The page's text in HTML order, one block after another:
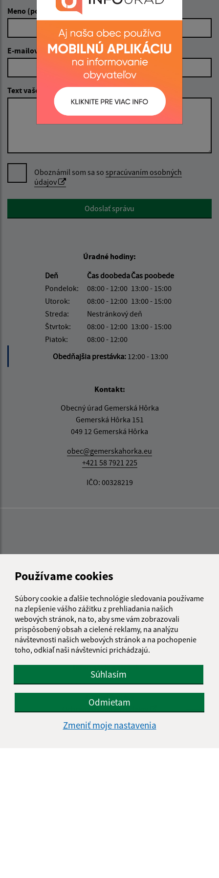
Používame cookies
Súbory cookie a ďalšie technológie sledovania používame
na zlepšenie vášho zážitku z prehliadania našich
webových stránok, na to, aby sme vám zobrazovali
prispôsobený obsah a cielené reklamy, na analýzu
návštevnosti našich webových stránok a na pochopenie
toho, odkiaľ naši návštevníci prichádzajú.
Súhlasím
Odmietam
Zmeniť moje nastavenia
Meno (povinné)
E-mailová adresa (povinné)
Text vašej správy (povinné)
Oboznámil som sa so spracúvaním osobných
údajov
Google reCaptcha ResponseOdoslať správu
Úradné hodiny:
Deň
Čas doobedaČas poobede
Pondelok:
08:00 - 12:00 13:00 - 15:00
Utorok:
08:00 - 12:00 13:00 - 15:00
Streda:
Nestránkový deň
Štvrtok:
08:00 - 12:00 13:00 - 15:00
Piatok:
08:00 - 12:00
Obedňajšia prestávka: 12:00 - 13:00
Kontakt:
Obecný úrad Gemerská Hôrka
Gemerská Hôrka 151
049 12 Gemerská Hôrka
obec@gemerskahorka.eu
+421 58 7921 225
IČO: 00328219
Informácie o stránke:
Vyhlásenie o prístupnosti
Autorské práva
Ochrana osobných údajov
Navigácia: